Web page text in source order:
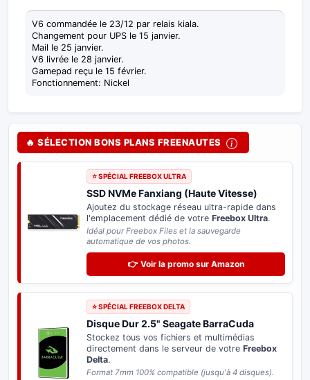
V6 commandée le 23/12 par relais kiala.
Changement pour UPS le 15 janvier.
Mail le 25 janvier.
V6 livrée le 28 janvier.
Gamepad reçu le 15 février.
Fonctionnement: Nickel
🔥 SÉLECTION BONS PLANS FREENAUTES
⭐ SPÉCIAL FREEBOX ULTRA
SSD NVMe Fanxiang (Haute Vitesse)
Ajoutez du stockage réseau ultra-rapide dans
l'emplacement dédié de votre Freebox Ultra.
Idéal pour Freebox Files et la sauvegarde
automatique de vos photos.
👉 Voir la promo sur Amazon
⭐ SPÉCIAL FREEBOX DELTA
Disque Dur 2.5" Seagate BarraCuda
Stockez tous vos fichiers et multimédias
directement dans le serveur de votre Freebox
Delta.
Format 7mm 100% compatible (jusqu'à 4 disques).